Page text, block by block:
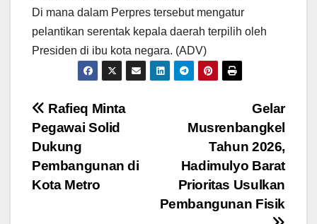
Di mana dalam Perpres tersebut mengatur
pelantikan serentak kepala daerah terpilih oleh
Presiden di ibu kota negara. (ADV)
Navigasi
pos
Gelar
Musrenbangkel
Tahun 2026,
Hadimulyo Barat
Prioritas Usulkan
Pembangunan Fisik
Rafieq Minta
Pegawai Solid
Dukung
Pembangunan di
Kota Metro